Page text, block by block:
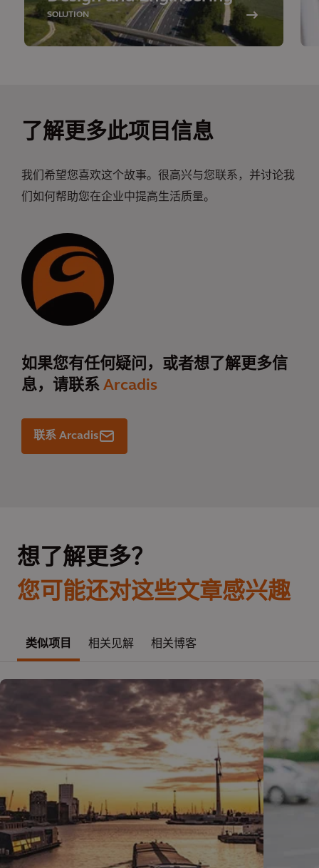
SOLUTION
了解更多此项目信息
我们希望您喜欢这个故事。很高兴与您联系，并讨论我
们如何帮助您在企业中提高生活质量。
如果您有任何疑问，或者想了解更多信
息，请联系 Arcadis
联系 Arcadis
想了解更多？
您可能还对这些文章感兴趣
类似项目 相关见解 相关博客